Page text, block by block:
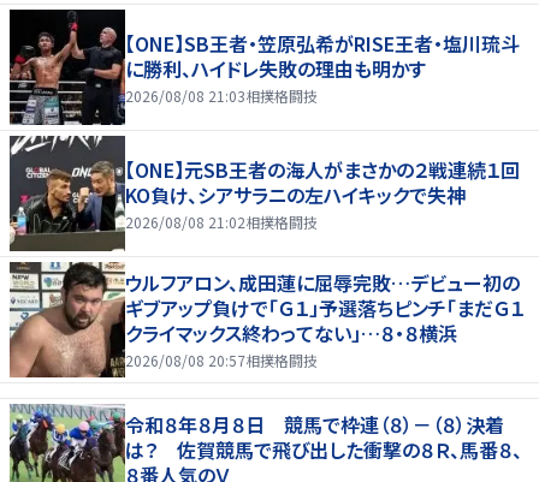
【ONE】SB王者・笠原弘希がRISE王者・塩川琉斗
に勝利、ハイドレ失敗の理由も明かす
2026/08/08 21:03相撲格闘技
【ONE】元SB王者の海人がまさかの２戦連続１回
KO負け、シアサラニの左ハイキックで失神
2026/08/08 21:02相撲格闘技
ウルフアロン、成田蓮に屈辱完敗…デビュー初の
ギブアップ負けで「Ｇ１」予選落ちピンチ「まだＧ１
クライマックス終わってない」…８・８横浜
2026/08/08 20:57相撲格闘技
令和８年８月８日 競馬で枠連（８）－（８）決着
は？ 佐賀競馬で飛び出した衝撃の８Ｒ、馬番８、
８番人気のＶ